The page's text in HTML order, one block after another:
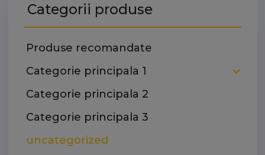
Categorii produse
Produse recomandate
Categorie principala 1
expand_more
Categorie principala 2
Categorie principala 3
uncategorized